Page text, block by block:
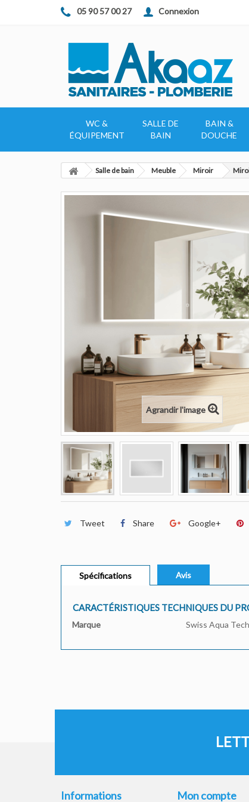
05 90 57 00 27 Connexion
WC &
ÉQUIPEMENT
SALLE DE
BAIN
BAIN &
DOUCHE
Salle de bain Meuble Miroir
Agrandir l'image
Tweet Share Google+
Spécifications Avis
CARACTÉRISTIQUES TECHNIQUES DU
Marque Swiss Aqua
Informations Mon compte